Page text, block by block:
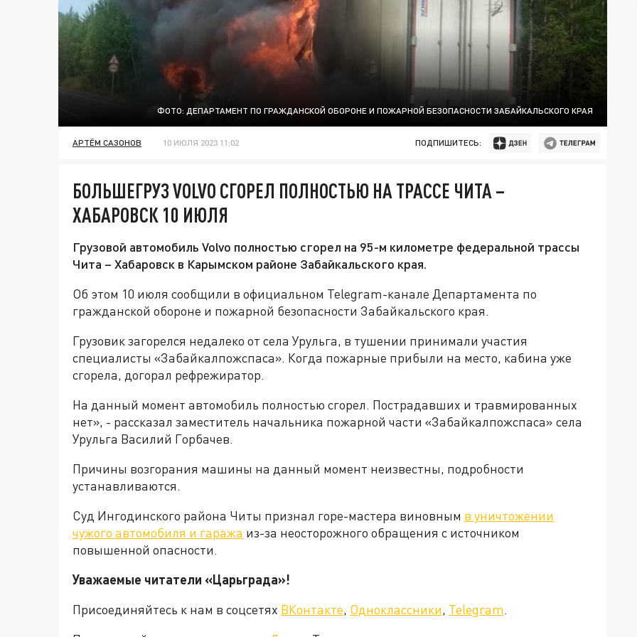
ФОТО: ДЕПАРТАМЕНТ ПО ГРАЖДАНСКОЙ ОБОРОНЕ И ПОЖАРНОЙ БЕЗОПАСНОСТИ ЗАБАЙКАЛЬСКОГО КРАЯ
АРТЁМ САЗОНОВ 10 ИЮЛЯ 2023 11:02 ПОДПИШИТЕСЬ:
БОЛЬШЕГРУЗ VOLVO СГОРЕЛ ПОЛНОСТЬЮ НА ТРАССЕ ЧИТА –
ХАБАРОВСК 10 ИЮЛЯ
Грузовой автомобиль Volvo полностью сгорел на 95-м километре федеральной трассы
Чита – Хабаровск в Карымском районе Забайкальского края.
Об этом 10 июля сообщили в официальном Telegram-канале Департамента по
гражданской обороне и пожарной безопасности Забайкальского края.
Грузовик загорелся недалеко от села Урульга, в тушении принимали участия
специалисты «Забайкалпожспаса». Когда пожарные прибыли на место, кабина уже
сгорела, догорал рефрежиратор.
На данный момент автомобиль полностью сгорел. Пострадавших и травмированных
нет», - рассказал заместитель начальника пожарной части «Забайкалпожспаса» села
Урульга Василий Горбачев.
Причины возгорания машины на данный момент неизвестны, подробности
устанавливаются.
Суд Ингодинского района Читы признал горе-мастера виновным в уничтожении
чужого автомобиля и гаража из-за неосторожного обращения с источником
повышенной опасности.
Уважаемые читатели «Царьграда»!
Присоединяйтесь к нам в соцсетях ВКонтакте, Одноклассники, Telegram.